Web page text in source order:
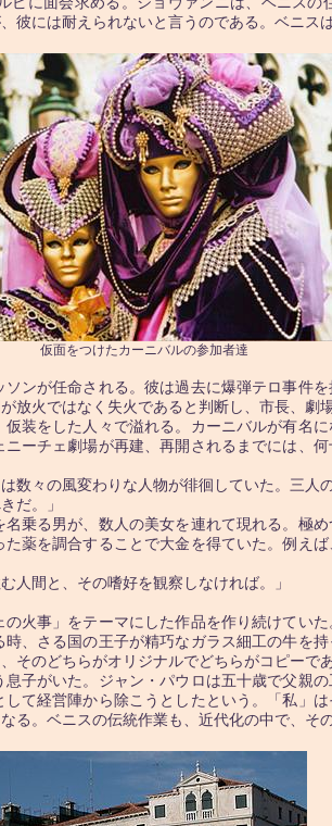
には耐えられないと言うのである。ベニス
仮面をつけたカーニバルの参加者達
ンが任命される。彼は過去に爆弾テロ事件
火ではなく失火であると判断し、市長、劇
装をした人々で溢れる。カーニバルが有名
ーチェ劇場が再建、再開されるまでには、
々の風変わりな人物が徘徊していた。三人
だ。」
乗る男が、数人の美女を連れて現れる。極
薬を調合することで大金を得ていた。例え
人間と、その嗜好を観察しなければ。」
火事」をテーマにした作品を作り続けてい
、さる国の王子が精巧なガラス細工の牛を
のどちらがオリジナルでどちらがコピーで
子がいた。ジャン・パウロは五十歳で父親
て経営陣から除こうとしたという。「私」
。ベニスの伝統作業も、近代化の中で、そ